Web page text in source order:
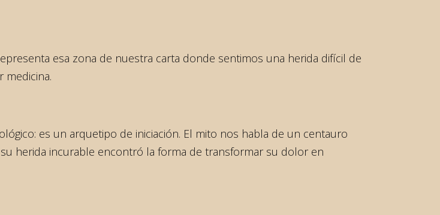
esa zona de nuestra carta donde sentimos una herida difícil de
medicina.
es un arquetipo de iniciación. El mito nos habla de un centauro
herida incurable encontró la forma de transformar su dolor en